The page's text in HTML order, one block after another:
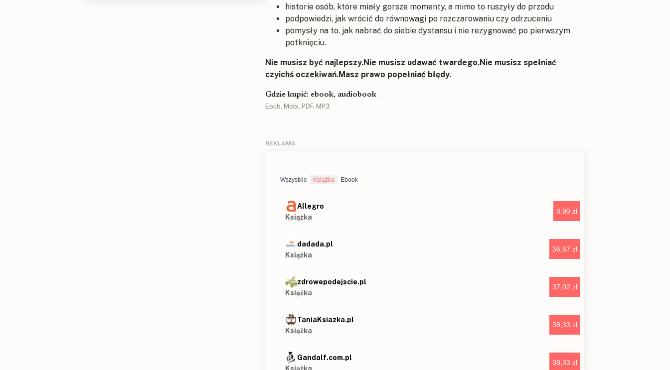
historie osób, które miały gorsze momenty, a mimo to ruszyły do przodu
podpowiedzi, jak wrócić do równowagi po rozczarowaniu czy odrzuceniu
pomysły na to, jak nabrać do siebie dystansu i nie rezygnować po pierwszym
potknięciu.
Nie musisz być najlepszy.Nie musisz udawać twardego.Nie musisz spełniać
czyichś oczekiwań.Masz prawo popełniać błędy.
Gdzie kupić: ebook, audiobook
Epub, Mobi, PDF, MP3